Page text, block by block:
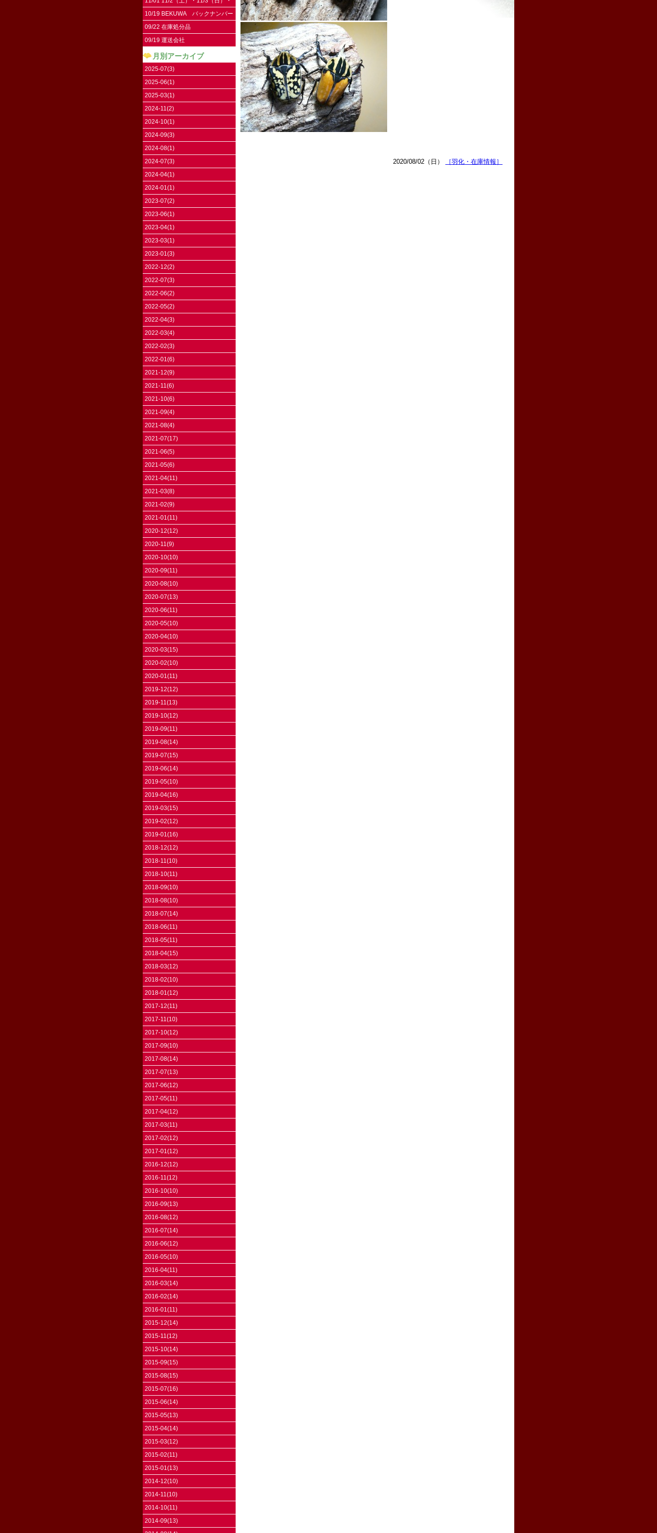
11/4（祝）はお休みです。
10/19 BEKUWA バックナンバー
09/22 在庫処分品
09/19 運送会社
月別アーカイブ
2025-07(3)
2025-06(1)
2025-03(1)
2024-11(2)
2024-10(1)
2024-09(3)
2024-08(1)
2024-07(3)
2024-04(1)
2024-01(1)
2023-07(2)
2023-06(1)
2023-04(1)
2023-03(1)
2023-01(3)
2022-12(2)
2022-07(3)
2022-06(2)
2022-05(2)
2022-04(3)
2022-03(4)
2022-02(3)
2022-01(6)
2021-12(9)
2021-11(6)
2021-10(6)
2021-09(4)
2021-08(4)
2021-07(17)
2021-06(5)
2021-05(6)
2021-04(11)
2021-03(8)
2021-02(9)
2021-01(11)
2020-12(12)
2020-11(9)
2020-10(10)
2020-09(11)
2020-08(10)
2020-07(13)
2020-06(11)
2020-05(10)
2020-04(10)
2020-03(15)
2020-02(10)
2020-01(11)
2019-12(12)
2019-11(13)
2019-10(12)
2019-09(11)
2019-08(14)
2019-07(15)
2019-06(14)
2019-05(10)
2019-04(16)
2019-03(15)
2019-02(12)
2019-01(16)
2018-12(12)
2018-11(10)
2018-10(11)
2018-09(10)
2018-08(10)
2018-07(14)
2018-06(11)
2018-05(11)
2018-04(15)
2018-03(12)
2018-02(10)
2018-01(12)
2017-12(11)
2017-11(10)
2017-10(12)
2017-09(10)
2017-08(14)
2017-07(13)
2017-06(12)
2017-05(11)
2017-04(12)
2017-03(11)
2017-02(12)
2017-01(12)
2016-12(12)
2016-11(12)
2016-10(10)
2016-09(13)
2016-08(12)
2016-07(14)
2016-06(12)
2016-05(10)
2016-04(11)
2016-03(14)
2016-02(14)
2016-01(11)
2015-12(14)
2015-11(12)
2015-10(14)
2015-09(15)
2015-08(15)
2015-07(16)
2015-06(14)
2015-05(13)
2015-04(14)
2015-03(12)
2015-02(11)
2015-01(13)
2014-12(10)
2014-11(10)
2014-10(11)
2014-09(13)
2020/08/02（日） ［羽化・在庫情報］